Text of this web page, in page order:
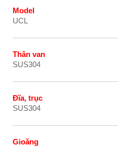
Model
UCL
Thân van
SUS304
Đĩa, trục
SUS304
Gioăng